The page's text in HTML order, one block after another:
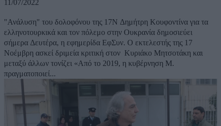
11/07/2022
"Ανάλυση" του δολοφόνου της 17Ν Δημήτρη Κουφοντίνα για τα
ελληνοτουρκικά και τον πόλεμο στην Ουκρανία δημοσιεύει
σήμερα Δευτέρα, η εφημερίδα ΕφΣυν. Ο εκτελεστής της 17
Νοέμβρη ασκεί δριμεία κριτική στον Κυριάκο Μητσοτάκη και
μεταξύ άλλων τονίζει «Από το 2019, η κυβέρνηση Μ.
πραγματοποιεί...